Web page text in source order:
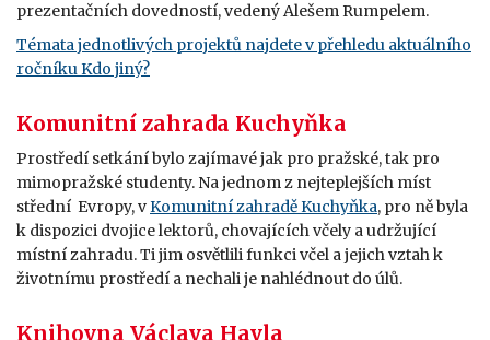
prezentačních dovedností, vedený Alešem Rumpelem.
Témata jednotlivých projektů najdete v přehledu aktuálního
ročníku Kdo jiný?
Komunitní zahrada Kuchyňka
Prostředí setkání bylo zajímavé jak pro pražské, tak pro
mimopražské studenty. Na jednom z nejteplejších míst
střední Evropy, vKomunitní zahradě Kuchyňka, pro ně byla
k dispozici dvojice lektorů, chovajících včely a udržující
místní zahradu. Ti jim osvětlili funkci včel a jejich vztah k
životnímu prostředí a nechali je nahlédnout do úlů.
Knihovna Václava Havla